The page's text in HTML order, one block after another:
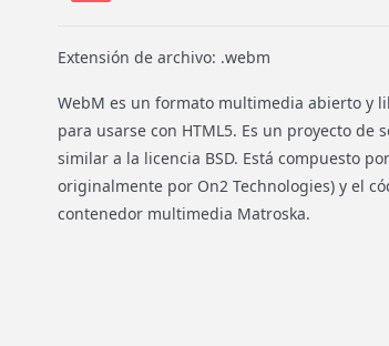
Extensión de archivo: .webm
WebM es un formato multimedia abierto y
para usarse con HTML5. Es un proyecto
similar a la licencia BSD. Está compuesto
originalmente por On2 Technologies) y el
contenedor multimedia Matroska.